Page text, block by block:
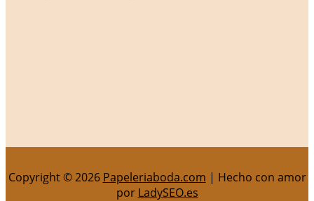
Copyright © 2026 Papeleriaboda.com | Hecho con amor
por LadySEO.es